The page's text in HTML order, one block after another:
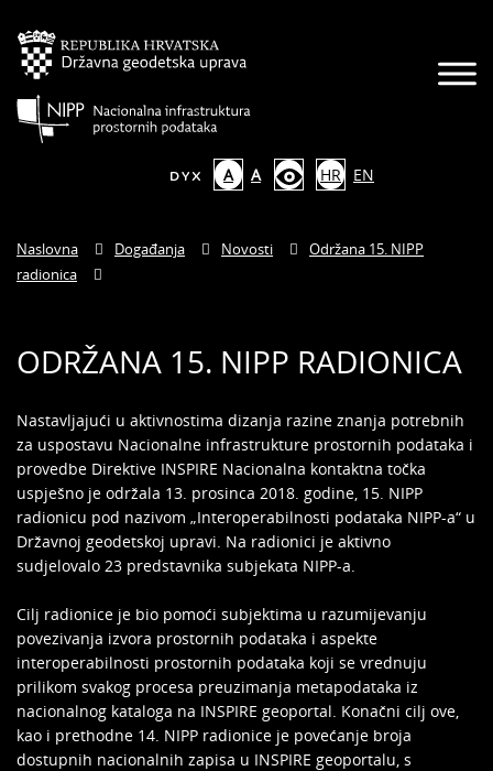
A A HR EN
Naslovna Događanja Novosti
Održana 15. NIPP
radionica
ODRŽANA 15. NIPP RADIONICA
Nastavljajući u aktivnostima dizanja razine znanja potrebnih
za uspostavu Nacionalne infrastrukture prostornih podataka i
provedbe Direktive INSPIRE Nacionalna kontaktna točka
uspješno je održala 13. prosinca 2018. godine, 15. NIPP
radionicu pod nazivom „Interoperabilnosti podataka NIPP-a“ u
Državnoj geodetskoj upravi. Na radionici je aktivno
sudjelovalo 23 predstavnika subjekata NIPP-a.
Cilj radionice je bio pomoći subjektima u razumijevanju
povezivanja izvora prostornih podataka i aspekte
interoperabilnosti prostornih podataka koji se vrednuju
prilikom svakog procesa preuzimanja metapodataka iz
nacionalnog kataloga na INSPIRE geoportal. Konačni cilj ove,
kao i prethodne 14. NIPP radionice je povećanje broja
dostupnih nacionalnih zapisa u INSPIRE geoportalu, s